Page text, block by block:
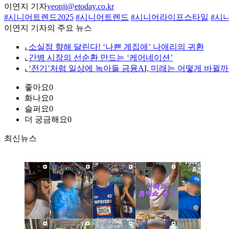
이연지 기자yeonji@etoday.co.kr
#시니어트렌드2025 #시니어트렌드 #시니어라이프스타일 #시
이연지 기자의 주요 뉴스
⌞ 소실점 향해 달린다! ‘나쁜 계집애’ 나애리의 귀환
⌞ 간병 시장의 선순환 만드는 ‘케어네이션’
⌞ ‘전기’처럼 일상에 녹아들 금융AI, 미래는 어떻게 바뀔까
좋아요0
화나요0
슬퍼요0
더 궁금해요0
최신뉴스